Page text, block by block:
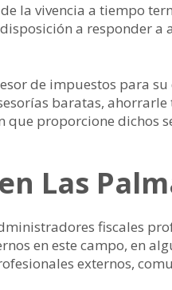
la vivencia a tiempo
a responder a
de impuestos para su
baratas,
proporcione dichos
Las
fiscales
en este campo, en
externos,